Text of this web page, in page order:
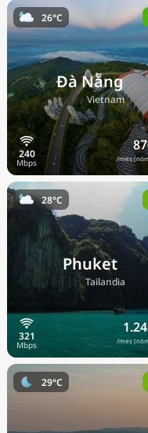
Đà Nẵng
🇻🇳Vietnam
/mes
26°C
Phuket
🇹🇭Tailandia
/mes
28°C
29°C